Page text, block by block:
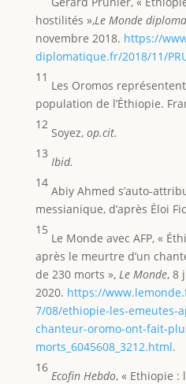
hostilités »,Le Monde
novembre 2018. https://
diplomatique.fr/2018/11/
11
Les Oromos
population de l’Éthiopie.
12
Soyez, op.cit.
13
Ibid.
14
Abiy Ahmed s’auto-
messianique, d’après Éloi
15
Le Monde avec AFP, «
après le meurtre d’un
de 230 morts », Le Monde, 8
2020. https://
7/08/ethiopie-les-emeutes-
chanteur-oromo-ont-fait-
morts_6045608_3212.html.
16
Ecofin Hebdo, « Ethiopie :